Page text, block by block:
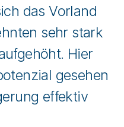
das Vorland
sehr stark
Hier
gesehen
effektiv